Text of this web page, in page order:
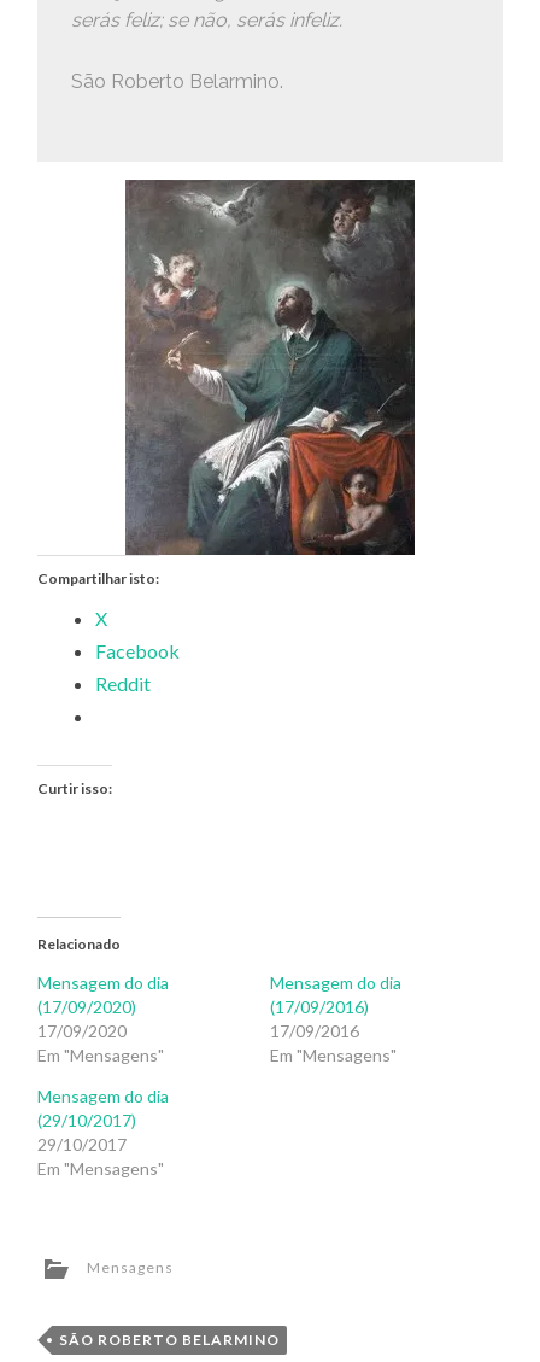
serás feliz; se não, serás infeliz.
São Roberto Belarmino.
Compartilhar isto:
X
Facebook
Reddit
Curtir isso:
Relacionado
Mensagem do dia
(17/09/2020)
17/09/2020
Em "Mensagens"
Mensagem do dia
(17/09/2016)
17/09/2016
Em "Mensagens"
Mensagem do dia
(29/10/2017)
29/10/2017
Em "Mensagens"
Mensagens
SÃO ROBERTO BELARMINO